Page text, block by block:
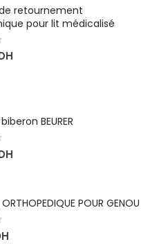
retournement
pour lit médicalisé
BEURER
POUR GENOU